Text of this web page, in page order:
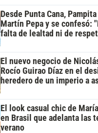
Desde Punta Cana,
Martín Pepa y se confesó:
falta de lealtad ni de
El nuevo negocio de
Rocío Guirao Díaz en el
heredero de un imperio a
El look casual chic de
en Brasil que adelanta las
verano